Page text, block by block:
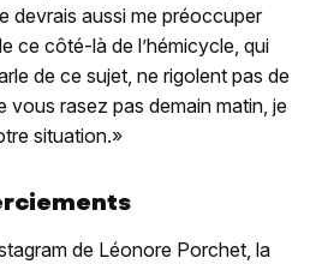
devrais aussi me préoccuper
ce côté-là de l’hémicycle, qui
de ce sujet, ne rigolent pas de
vous rasez pas demain matin, je
situation.»
de Léonore Porchet, la